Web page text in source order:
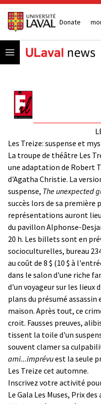
Donate
Open menu
Les Treize: suspense et
La troupe de théâtre Les
une adaptation de Robert
d'Agatha Christie. La
suspense, The unexpected
succès lors de sa
représentations auront
du pavillon Alphonse-
20 h. Les billets sont en
socioculturelles, bureau
au coût de 8 $ (10 $ à
dans le salon d'une riche
d'un voyageur sur les lieux
plans du présumé
maison. Après tout, ce
croit. Fausses preuves,
tissent la toile d'un
souvent clamer sa
ami...imprévuest la seule
Les Treize cet automne.
Inscrivez votre activité
Le Gala Les Muses, Prix